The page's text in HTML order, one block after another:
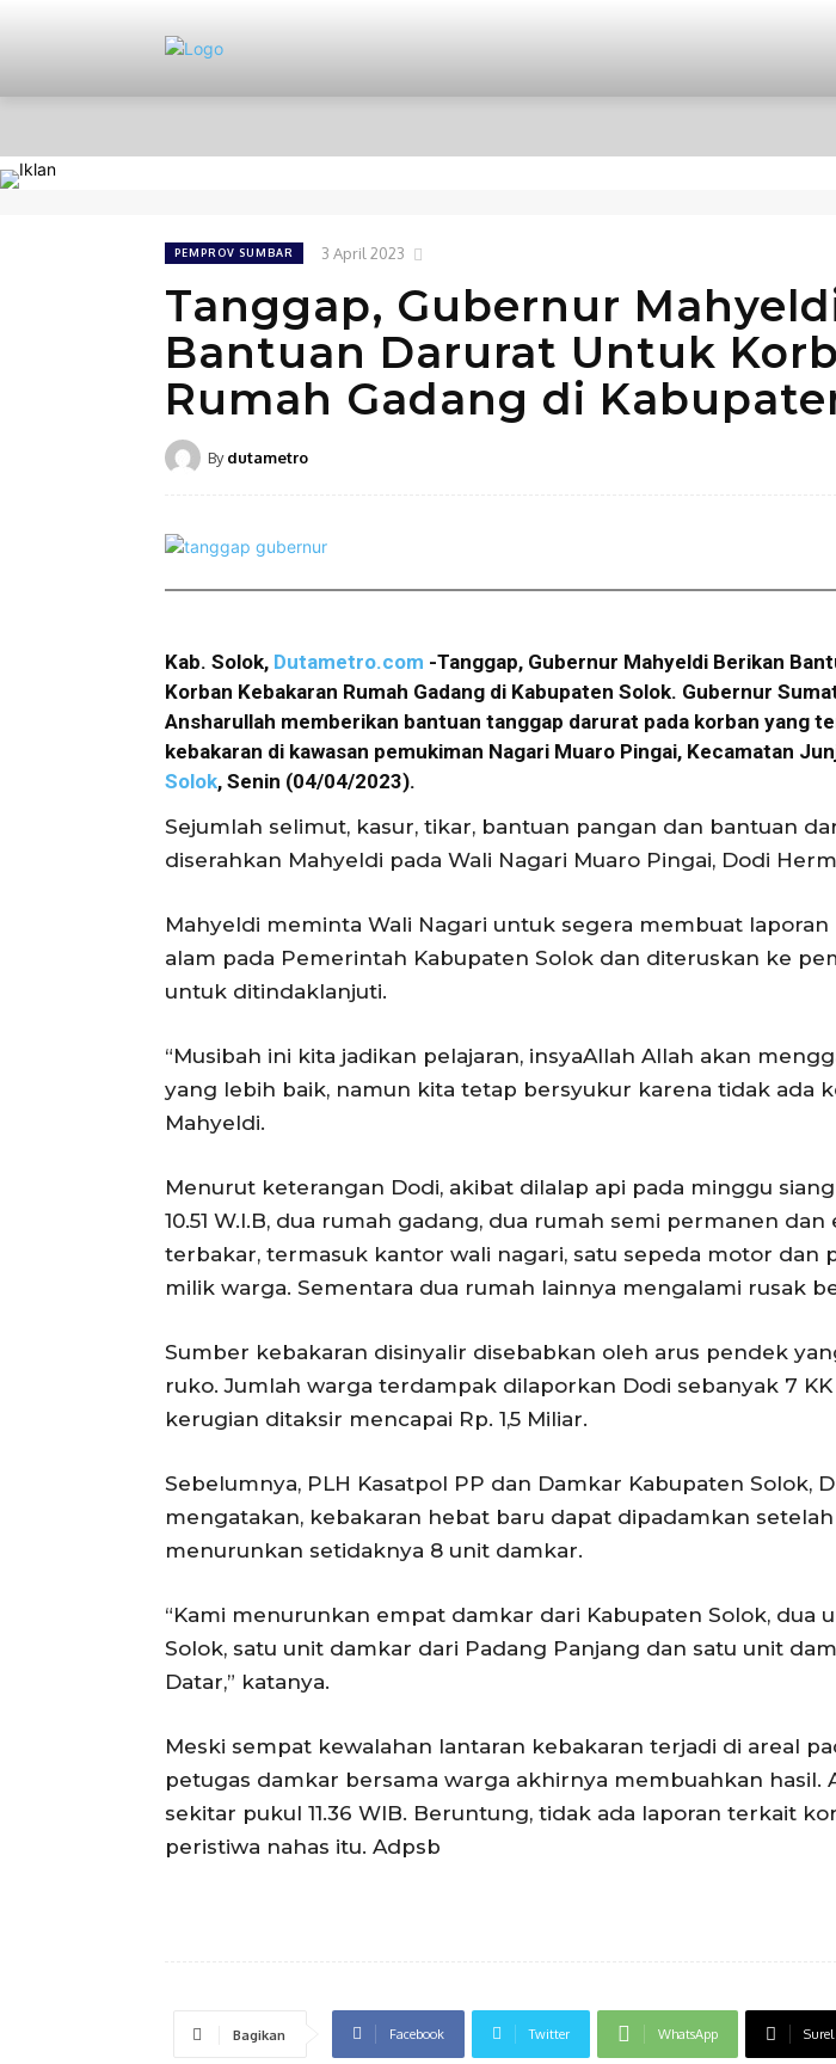
PEMPROV SUMBAR 3 April 2023
Tanggap, Gubernur
Bantuan Darurat Untuk
Rumah Gadang di
By dutametro
Kab. Solok, Dutametro.com -Tanggap, Gubernur Mahyeldi Berikan
Korban Kebakaran Rumah Gadang di Kabupaten Solok. Gubernur
Ansharullah memberikan bantuan tanggap darurat pada korban yang
kebakaran di kawasan pemukiman Nagari Muaro Pingai, Kecamatan
Solok, Senin (04/04/2023).
Sejumlah selimut, kasur, tikar, bantuan pangan dan bantuan
diserahkan Mahyeldi pada Wali Nagari Muaro Pingai, Dodi
Mahyeldi meminta Wali Nagari untuk segera membuat laporan
alam pada Pemerintah Kabupaten Solok dan diteruskan ke
untuk ditindaklanjuti.
“Musibah ini kita jadikan pelajaran, insyaAllah Allah akan
yang lebih baik, namun kita tetap bersyukur karena tidak ada
Mahyeldi.
Menurut keterangan Dodi, akibat dilalap api pada minggu
10.51 W.I.B, dua rumah gadang, dua rumah semi permanen
terbakar, termasuk kantor wali nagari, satu sepeda motor dan
milik warga. Sementara dua rumah lainnya mengalami rusak
Sumber kebakaran disinyalir disebabkan oleh arus pendek
ruko. Jumlah warga terdampak dilaporkan Dodi sebanyak 7
kerugian ditaksir mencapai Rp. 1,5 Miliar.
Sebelumnya, PLH Kasatpol PP dan Damkar Kabupaten Solok,
mengatakan, kebakaran hebat baru dapat dipadamkan
menurunkan setidaknya 8 unit damkar.
“Kami menurunkan empat damkar dari Kabupaten Solok, dua
Solok, satu unit damkar dari Padang Panjang dan satu unit
Datar,” katanya.
Meski sempat kewalahan lantaran kebakaran terjadi di areal
petugas damkar bersama warga akhirnya membuahkan hasil.
sekitar pukul 11.36 WIB. Beruntung, tidak ada laporan terkait
peristiwa nahas itu. Adpsb
Bagikan Facebook Twitter WhatsApp Surel